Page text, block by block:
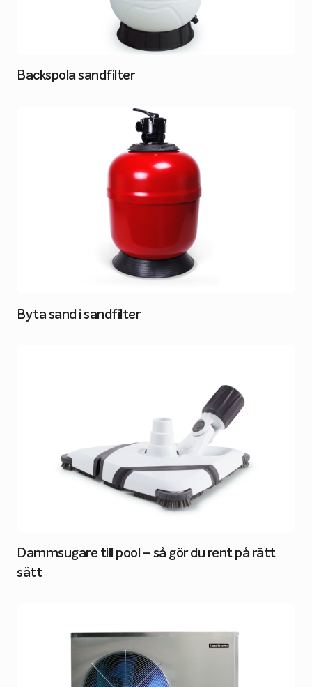
Backspola sandfilter
Byta sand i sandfilter
Dammsugare till pool – så gör du rent på rätt
sätt